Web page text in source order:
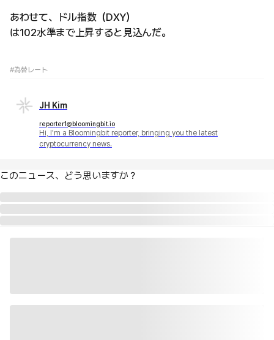
あわせて、ドル指数（DXY）
は102水準まで上昇すると見込んだ。
#為替レート
JH Kim
reporter1@bloomingbit.io
Hi, I'm a Bloomingbit reporter, bringing you the latest
cryptocurrency news.
このニュース、どう思いますか？